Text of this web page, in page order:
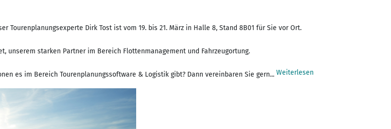
Tourenplanungsexperte Dirk Tost ist vom 19. bis 21. März in Halle 8, Stand 8B01 für Sie vor Ort.
unserem starken Partner im Bereich Flottenmanagement und Fahrzeugortung.
es im Bereich Tourenplanungssoftware & Logistik gibt? Dann vereinbaren Sie gern... Weiterlesen